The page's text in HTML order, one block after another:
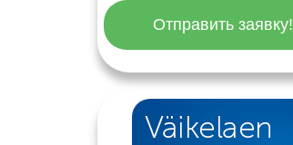
Отправить заявку!